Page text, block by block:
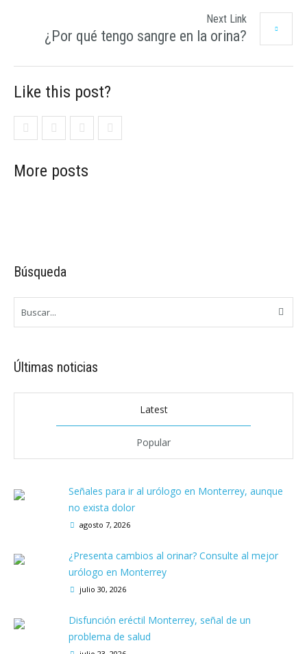
Next Link
¿Por qué tengo sangre en la orina?
Like this post?
More posts
Búsqueda
Últimas noticias
Latest
Popular
Señales para ir al urólogo en Monterrey, aunque
no exista dolor
agosto 7, 2026
¿Presenta cambios al orinar? Consulte al mejor
urólogo en Monterrey
julio 30, 2026
Disfunción eréctil Monterrey, señal de un
problema de salud